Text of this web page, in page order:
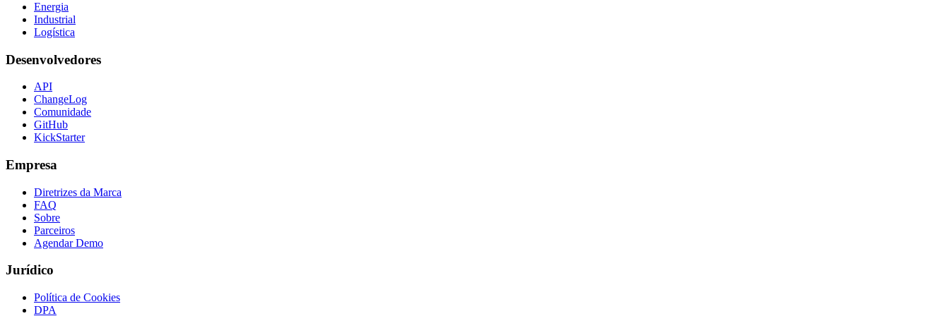
Energia
Industrial
Logística
Desenvolvedores
API
ChangeLog
Comunidade
GitHub
KickStarter
Empresa
Diretrizes da Marca
FAQ
Sobre
Parceiros
Agendar Demo
Jurídico
Política de Cookies
DPA